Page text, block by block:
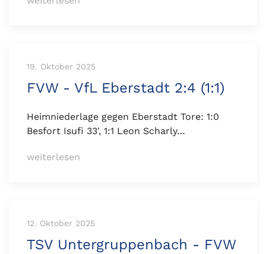
19. Oktober 2025
FVW - VfL Eberstadt 2:4 (1:1)
Heimniederlage gegen Eberstadt Tore: 1:0
Besfort Isufi 33', 1:1 Leon Scharly…
weiterlesen
12. Oktober 2025
TSV Untergruppenbach - FVW